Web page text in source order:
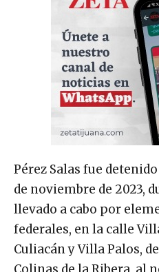
Pérez Salas fue
de noviembre de 2023,
llevado a cabo por
federales, en la calle
Culiacán y Villa Palos,